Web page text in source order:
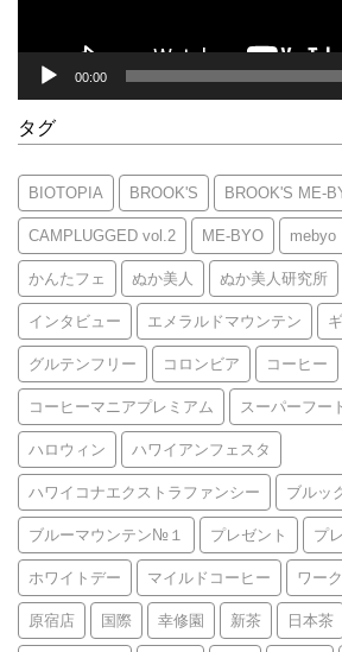
00:00
タグ
BIOTOPIA BROOK'S BROOK'S ME-
CAMPLUGGED vol.2 ME-BYO mebyo
かんたフェ ぬか美人 ぬか美人研究所
インタビュー エメラルドマウンテン
グルテンフリー コロンビア コーヒー
コーヒーマニアプレミアム スーパーフー
ハロウィン ハワイアンフェスタ
ハワイコナエクストラファンシー ブルッ
ブルーマウンテン№１ プレゼント プ
ホワイトデー マイルドコーヒー ワー
原宿店 国際 幸修園 新茶 日本茶